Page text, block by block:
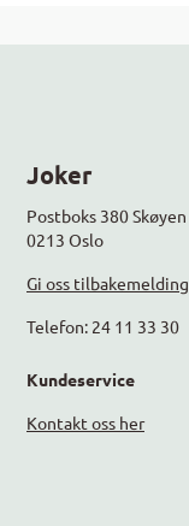
Joker
Postboks 380 Skøyen
0213 Oslo
Gi oss tilbakemelding
Telefon: 24 11 33 30
Kundeservice
Kontakt oss her